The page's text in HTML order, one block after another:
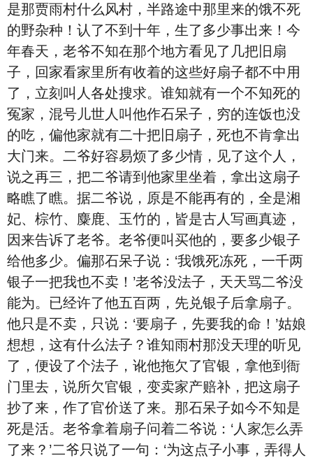
是那贾雨村什么风村，半路途中那里来的饿不死
的野杂种！认了不到十年，生了多少事出来！今
年春天，老爷不知在那个地方看见了几把旧扇
子，回家看家里所有收着的这些好扇子都不中用
了，立刻叫人各处搜求。谁知就有一个不知死的
冤家，混号儿世人叫他作石呆子，穷的连饭也没
的吃，偏他家就有二十把旧扇子，死也不肯拿出
大门来。二爷好容易烦了多少情，见了这个人，
说之再三，把二爷请到他家里坐着，拿出这扇子
略瞧了瞧。据二爷说，原是不能再有的，全是湘
妃、棕竹、麋鹿、玉竹的，皆是古人写画真迹，
因来告诉了老爷。老爷便叫买他的，要多少银子
给他多少。偏那石呆子说：‘我饿死冻死，一千两
银子一把我也不卖！’老爷没法子，天天骂二爷没
能为。已经许了他五百两，先兑银子后拿扇子。
他只是不卖，只说：‘要扇子，先要我的命！’姑娘
想想，这有什么法子？谁知雨村那没天理的听见
了，便设了个法子，讹他拖欠了官银，拿他到衙
门里去，说所欠官银，变卖家产赔补，把这扇子
抄了来，作了官价送了来。那石呆子如今不知是
死是活。老爷拿着扇子问着二爷说：‘人家怎么弄
了来？’二爷只说了一句：‘为这点子小事，弄得人